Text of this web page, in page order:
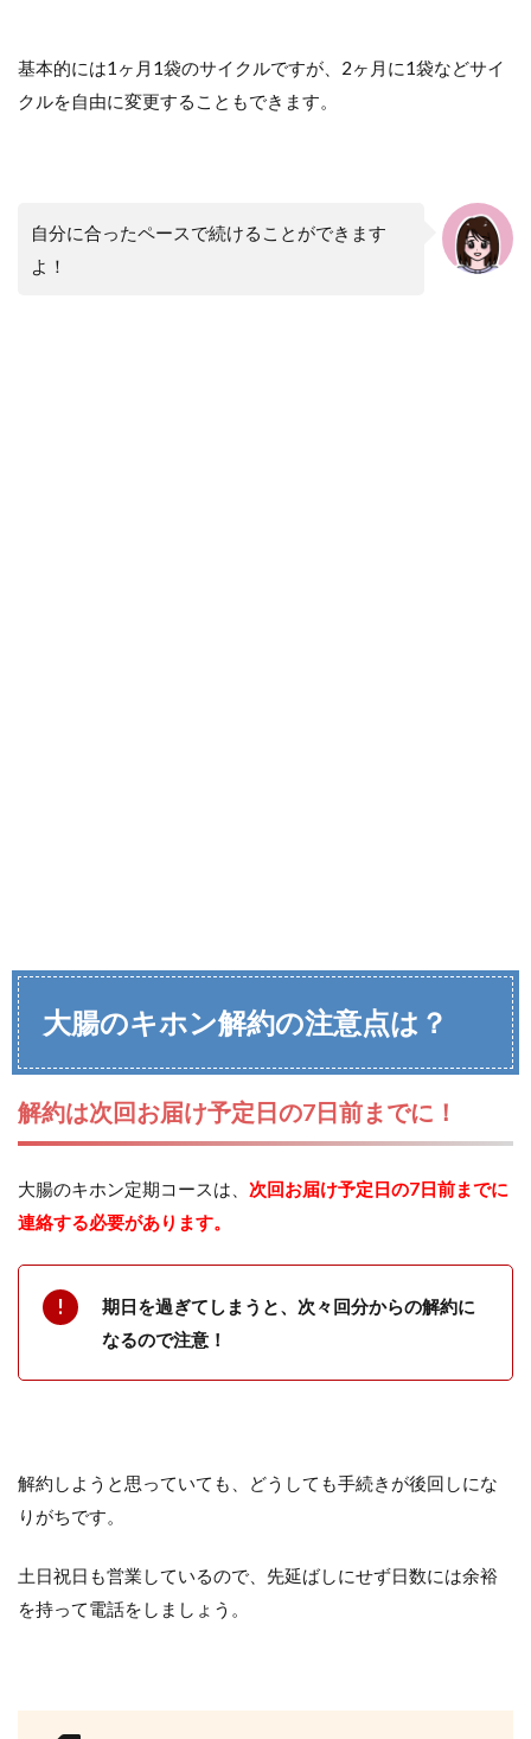
基本的には1ヶ月1袋のサイクルですが、2ヶ月に1袋などサイ
クルを自由に変更することもできます。
自分に合ったペースで続けることができます
よ！
大腸のキホン解約の注意点は？
解約は次回お届け予定日の7日前までに！
大腸のキホン定期コースは、 次回お届け予定日の7日前までに
連絡する必要があります。
期日を過ぎてしまうと、次々回分からの解約に
なるので注意！
解約しようと思っていても、どうしても手続きが後回しにな
りがちです。
土日祝日も営業しているので、先延ばしにせず日数には余裕
を持って電話をしましょう。